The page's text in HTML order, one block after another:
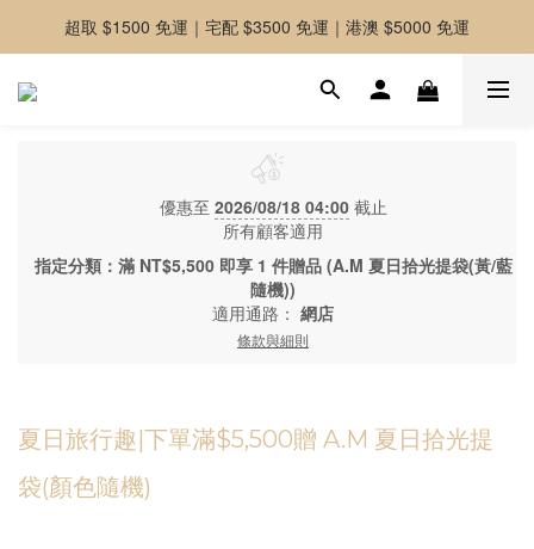
-好友募集中-加入官方LINE好友獲取優惠券
超取 $1500 免運｜宅配 $3500 免運｜港澳 $5000 免運
-好友募集中-加入官方LINE好友獲取優惠券
優惠至 2026/08/18 04:00截止
所有顧客適用
指定分類：滿 NT$5,500 即享 1 件贈品 (A.M 夏日拾光提袋(黃/藍
隨機))
適用通路： 網店
條款與細則
夏日旅行趣|下單滿$5,500贈 A.M 夏日拾光提
袋(顏色隨機)